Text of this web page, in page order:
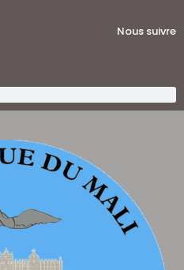
Nous suivre